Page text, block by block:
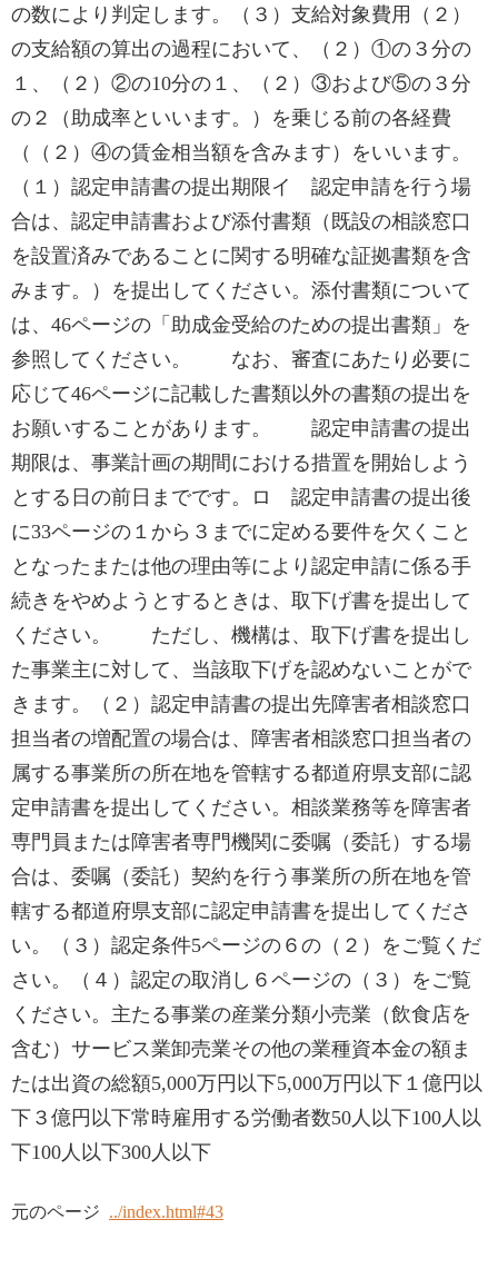
の数により判定します。（３）支給対象費用（２）
の支給額の算出の過程において、（２）①の３分の
１、（２）②の10分の１、（２）③および⑤の３分
の２（助成率といいます。）を乗じる前の各経費
（（２）④の賃金相当額を含みます）をいいます。
（１）認定申請書の提出期限イ 認定申請を行う場
合は、認定申請書および添付書類（既設の相談窓口
を設置済みであることに関する明確な証拠書類を含
みます。）を提出してください。添付書類について
は、46ページの「助成金受給のための提出書類」を
参照してください。 なお、審査にあたり必要に
応じて46ページに記載した書類以外の書類の提出を
お願いすることがあります。 認定申請書の提出
期限は、事業計画の期間における措置を開始しよう
とする日の前日までです。ロ 認定申請書の提出後
に33ページの１から３までに定める要件を欠くこと
となったまたは他の理由等により認定申請に係る手
続きをやめようとするときは、取下げ書を提出して
ください。 ただし、機構は、取下げ書を提出し
た事業主に対して、当該取下げを認めないことがで
きます。（２）認定申請書の提出先障害者相談窓口
担当者の増配置の場合は、障害者相談窓口担当者の
属する事業所の所在地を管轄する都道府県支部に認
定申請書を提出してください。相談業務等を障害者
専門員または障害者専門機関に委嘱（委託）する場
合は、委嘱（委託）契約を行う事業所の所在地を管
轄する都道府県支部に認定申請書を提出してくださ
い。（３）認定条件5ページの６の（２）をご覧くだ
さい。（４）認定の取消し６ページの（３）をご覧
ください。主たる事業の産業分類小売業（飲食店を
含む）サービス業卸売業その他の業種資本金の額ま
たは出資の総額5,000万円以下5,000万円以下１億円以
下３億円以下常時雇用する労働者数50人以下100人以
下100人以下300人以下
元のページ ../index.html#43